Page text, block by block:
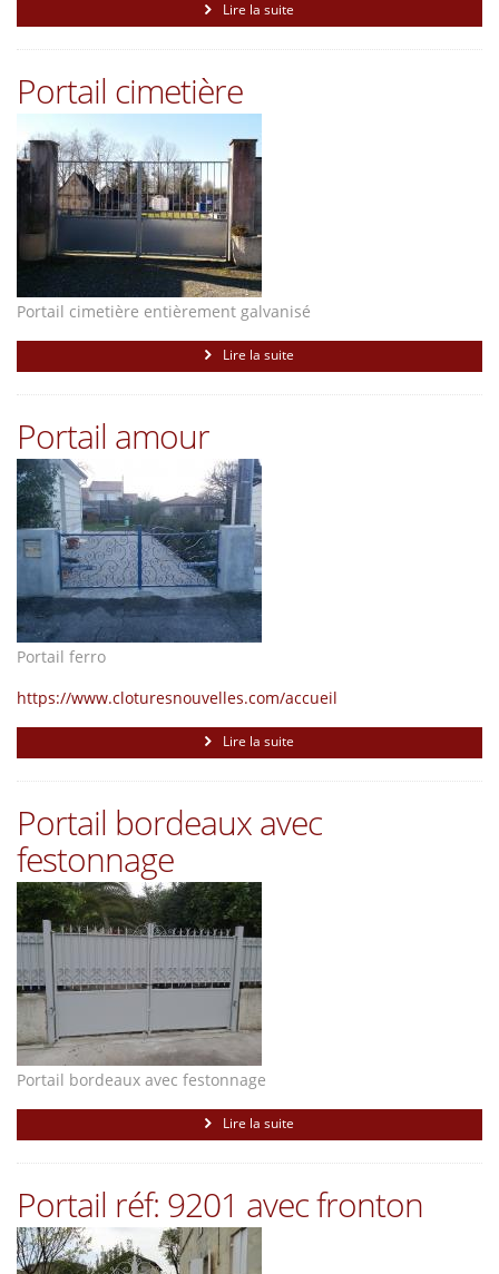
Lire la suite
Portail cimetière
Portail cimetière entièrement galvanisé
Lire la suite
Portail amour
Portail ferro
https://www.cloturesnouvelles.com/accueil
Lire la suite
Portail bordeaux avec
festonnage
Portail bordeaux avec festonnage
Lire la suite
Portail réf: 9201 avec fronton